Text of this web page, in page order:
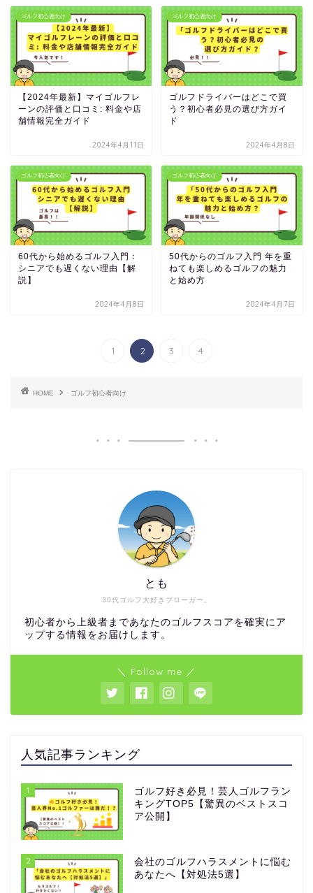
ゴルフ初心者向け
【2024年最新】マイゴルフレ
ーンの評価と口コミ: 料金や店
舗情報完全ガイド
2024年4月11日
ゴルフ初心者向け
ゴルフドライバーはどこで買
う？初心者必見の選び方ガイ
ド
2024年4月8日
ゴルフ初心者向け
60代から始めるゴルフ入門：
シニアでも遅くない理由【解
説】
2024年4月8日
ゴルフ初心者向け
50代からのゴルフ入門 年を重
ねても楽しめるゴルフの魅力
と始め方
2024年4月7日
1 2 3 4
HOME ゴルフ初心者向け
30代ゴルフ大好きブローガー。
とも
初心者から上級者まであなたのゴルフスコアを確実にア
ップする情報をお届けします。
＼ Follow me ／
人気記事ランキング
1
ゴルフ好き必見！芸人ゴルフラン
キングTOP5【驚異のベストスコ
ア公開】
2
会社のゴルフハラスメントに悩む
あなたへ【対処法5選】